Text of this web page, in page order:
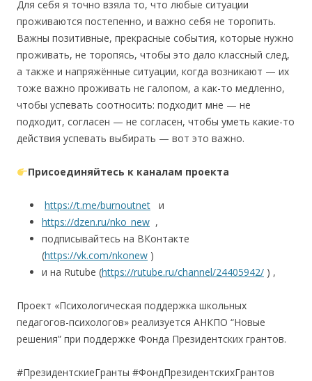
Для себя я точно взяла то, что любые ситуации
проживаются постепенно, и важно себя не торопить.
Важны позитивные, прекрасные события, которые нужно
проживать, не торопясь, чтобы это дало классный след,
а также и напряжённые ситуации, когда возникают — их
тоже важно проживать не галопом, а как-то медленно,
чтобы успевать соотносить: подходит мне — не
подходит, согласен — не согласен, чтобы уметь какие-то
действия успевать выбирать — вот это важно.
Присоединяйтесь к каналам проекта
https://t.me/burnoutnet и
https://dzen.ru/nko_new ,
подписывайтесь на ВКонтакте
(https://vk.com/nkonew )
и на Rutube (https://rutube.ru/channel/24405942/ ) ,
Проект «Психологическая поддержка школьных
педагогов-психологов» реализуется АНКПО “Новые
решения” при поддержке Фонда Президентских грантов.
#ПрезидентскиеГранты #ФондПрезидентскихГрантов